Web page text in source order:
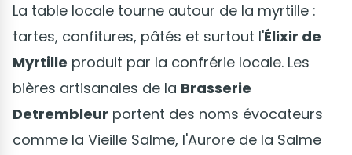
La table locale tourne autour de la myrtille :
tartes, confitures, pâtés et surtout l'Élixir de
Myrtille produit par la confrérie locale. Les
bières artisanales de la Brasserie
Detrembleur portent des noms évocateurs
comme la Vieille Salme, l'Aurore de la Salme